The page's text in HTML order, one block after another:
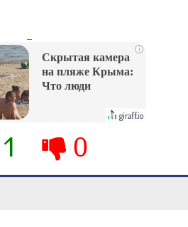
i
Скрытая камера
на пляже Крыма:
Что люди
их не видят...
1 0